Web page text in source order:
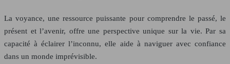
La voyance, une ressource puissante pour comprendre le passé, le
présent et l’avenir, offre une perspective unique sur la vie. Par sa
capacité à éclairer l’inconnu, elle aide à naviguer avec confiance
dans un monde imprévisible.